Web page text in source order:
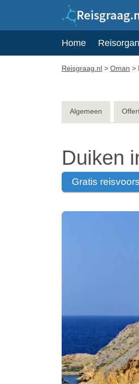
Home
Reisgraag.nl > Oman >
Algemeen
Duiken
gratis